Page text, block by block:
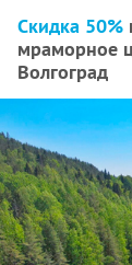
Скидка 50%
мраморное
Волгоград